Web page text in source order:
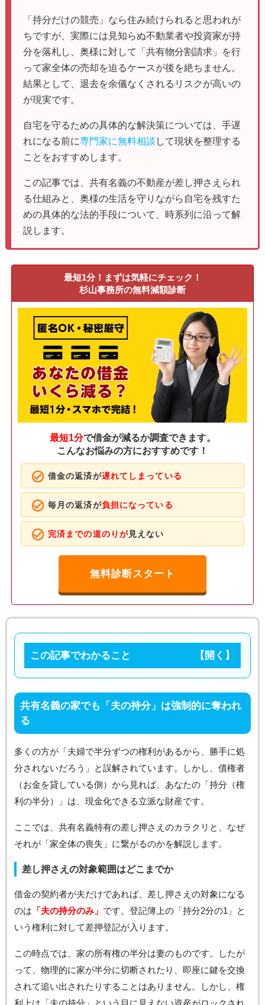
「持分だけの競売」なら住み続けられると思われが
ちですが、実際には見知らぬ不動業者や投資家が持
分を落札し、奥様に対して「共有物分割請求」を行
って家全体の売却を迫るケースが後を絶ちません。
結果として、退去を余儀なくされるリスクが高いの
が現実です。
自宅を守るための具体的な解決策については、手遅
れになる前に専門家に無料相談 して現状を整理する
ことをおすすめします。
この記事では、共有名義の不動産が差し押さえられ
る仕組みと、奥様の生活を守りながら自宅を残すた
めの具体的な法的手段について、時系列に沿って解
説します。
最短1分！まずは気軽にチェック！
杉山事務所の無料減額診断
最短1分で借金が減るか調査できます。
こんなお悩みの方におすすめです！
借金の返済が遅れてしまっている
毎月の返済が負担になっている
完済までの道のりが見えない
無料診断スタート
この記事でわかること
共有名義の家でも「夫の持分」は強制的に奪われ
る
多くの方が「夫婦で半分ずつの権利があるから、勝手に処
分されないだろう」と誤解されています。しかし、債権者
（お金を貸している側）から見れば、あなたの「持分（権
利の半分）」は、現金化できる立派な財産です。
ここでは、共有名義特有の差し押さえのカラクリと、なぜ
それが「家全体の喪失」に繋がるのかを解説します。
差し押さえの対象範囲はどこまでか
借金の契約者が夫だけであれば、差し押さえの対象になる
のは 「夫の持分のみ」 です。登記簿上の「持分2分の1」と
いう権利に対して差押登記が入ります。
この時点では、家の所有権の半分は妻のものです。したが
って、物理的に家が半分に切断されたり、即座に鍵を交換
されて追い出されたりすることはありません。しかし、権
利上は「夫の持分」という目に見えない資産がロックされ